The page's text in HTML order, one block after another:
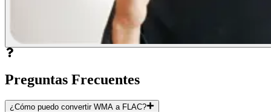
Preguntas Frecuentes
¿Cómo puedo convertir WMA a FLAC?